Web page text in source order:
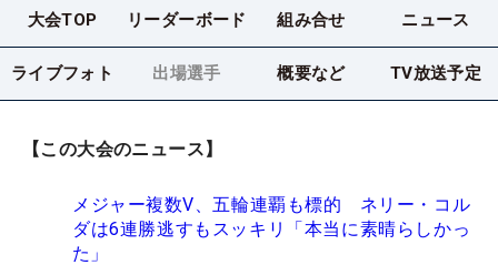
大会TOP リーダーボード 組み合せ ニュース
ライブフォト 出場選手 概要など TV放送予定
【この大会のニュース】
メジャー複数V、五輪連覇も標的 ネリー・コル
ダは6連勝逃すもスッキリ「本当に素晴らしかっ
た」